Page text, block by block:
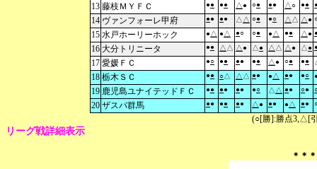
13 藤枝ＭＹＦＣ ●● ●● △ ● ○● ●● △○ ●●
14 ヴァンフォーレ甲府 ●● ●● △ △ ○● ●○ △ △ △ ●
15 水戸ホーリーホック ●△ ●△ ●○ ○● ●△ ●● △ ●
16 大分トリニータ ●● △ △ △ ● △ ● △ △ △ ● △ ●
17 愛媛ＦＣ ●○ ●● ●● ●● △ ● ○● ●●
18 栃木ＳＣ ●● ○△ △ △ ●● ●△ ●● ●○
19 鹿児島ユナイテッドＦＣ ●● ●● ●● ●○ △ △ ●● ○●
20 ザスパ群馬 ●● ●● ●● △ ● ●● ●△ ●●
(○[勝]:勝点3,△[
リーグ戦詳細表示
＊＊